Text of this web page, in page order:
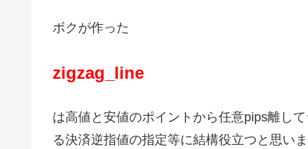
ボクが作った
zigzag_line
は高値と安値のポイントから任意pips離し
る決済逆指値の指定等に結構役立つと思いま